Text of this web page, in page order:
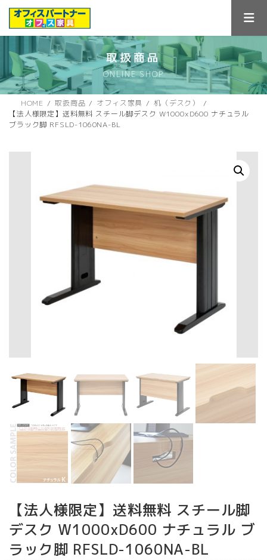
ス
キ
ン
に
取扱商品
ONLINE SHOP
HOME 取扱商品 オフィス家具
机（デスク）
【法人様限定】送料無料 スチール脚デスク W1000xD600 ナチュラル
ブラック脚 RFSLD-1060NA-BL
【法人様限定】送料無料 スチール脚
デスク W1000xD600 ナチュラル ブ
ラック脚 RFSLD-1060NA-BL